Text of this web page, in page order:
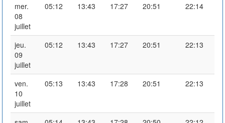
mer.
08
juillet
05:12 13:43 17:27 20:51 22:14
jeu.
09
juillet
05:12 13:43 17:27 20:51 22:13
ven.
10
juillet
05:13 13:43 17:28 20:51 22:13